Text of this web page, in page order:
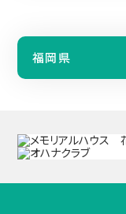
福岡県